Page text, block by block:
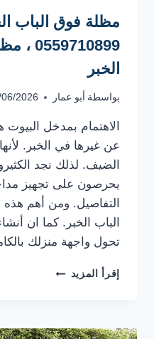
مظلة فوق الباب
الخبر
بواسطة أبو عمار 2026
الاهتمام بمدخل البيوت
عن غيرها في الخبر.
الضيف. لذلك نجد
يحرصون على تجهيز
التفاصيل. ومن أهم
الباب الخبر. كما ان
تحول واجهة منزلك
إقرأ المزيد مظلة
ت: